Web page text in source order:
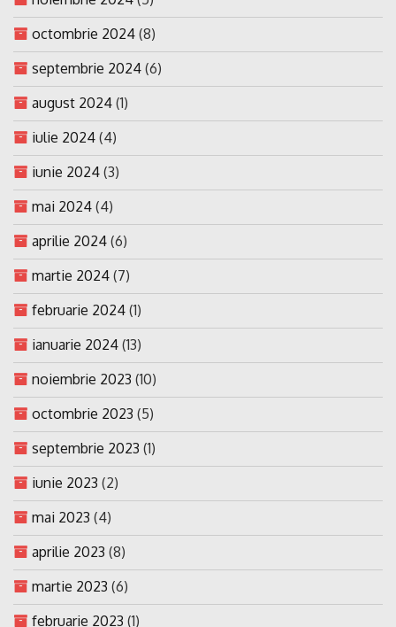
octombrie 2024 (8)
septembrie 2024 (6)
august 2024 (1)
iulie 2024 (4)
iunie 2024 (3)
mai 2024 (4)
aprilie 2024 (6)
martie 2024 (7)
februarie 2024 (1)
ianuarie 2024 (13)
noiembrie 2023 (10)
octombrie 2023 (5)
septembrie 2023 (1)
iunie 2023 (2)
mai 2023 (4)
aprilie 2023 (8)
martie 2023 (6)
februarie 2023 (1)